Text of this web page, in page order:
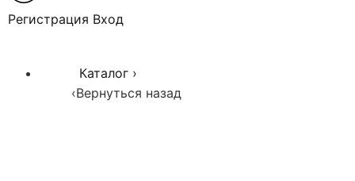
Регистрация Вход
Каталог ›
‹Вернуться назад